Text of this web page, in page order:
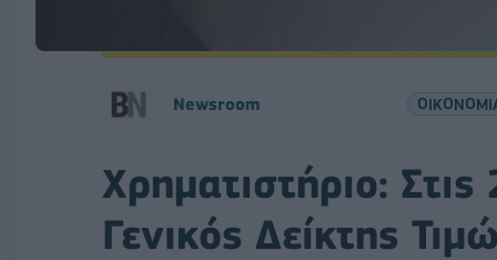
Νewsroom
Χρηματιστήριο:
Γενικός Δείκτης